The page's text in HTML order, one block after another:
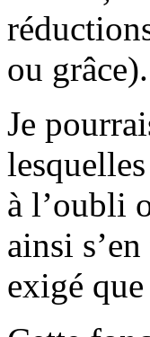
ou grâce).
Je
à l’oubli
ainsi
exigé